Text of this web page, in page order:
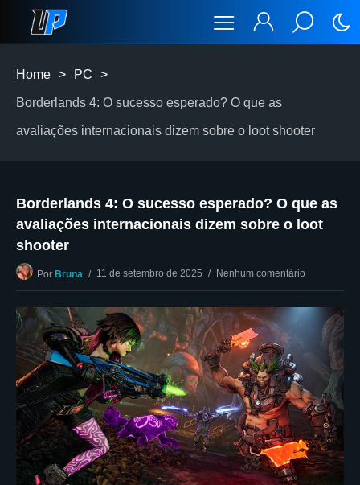
Home > PC >
Borderlands 4: O sucesso esperado? O que as
avaliações internacionais dizem sobre o loot shooter
Borderlands 4: O sucesso esperado? O que as
avaliações internacionais dizem sobre o loot
shooter
Por Bruna 11 de setembro de 2025 Nenhum comentário